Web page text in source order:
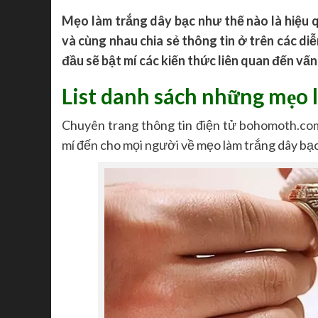
Mẹo làm trắng dây bạc như thế nào là hiệu
và cùng nhau chia sẻ thông tin ở trên các
đầu sẽ bật mí các kiến thức liên quan đến
List danh sách những
Chuyên trang thông tin điện tử
mí đến cho mọi người về mẹo làm trắng dây